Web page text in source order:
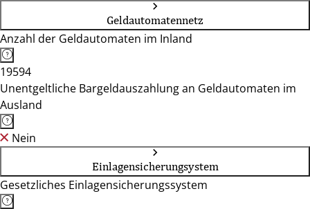
63906, 63916, 63920, 63924, 63939, 97909
Geldautomatennetz
Anzahl der Geldautomaten im Inland
19594
Unentgeltliche Bargeldauszahlung an Geldautomaten im
Ausland
Nein
Einlagensicherungsystem
Gesetzliches Einlagensicherungssystem